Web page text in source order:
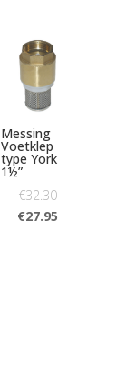
Messing
Voetklep
type York
1½”
€32.30
€27.95